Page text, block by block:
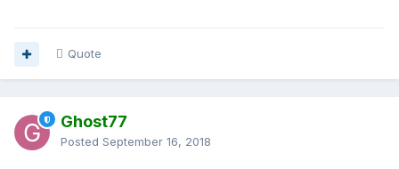
Quote
Ghost77
Posted September 16, 2018